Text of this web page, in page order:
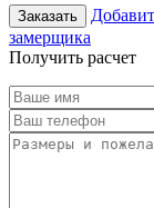
Заказать
замерщика
Получить расчет